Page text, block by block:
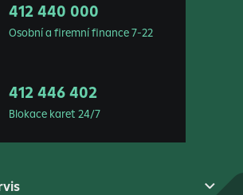
412 440 000
Osobní a firemní finance 7-22
412 446 402
Blokace karet 24/7